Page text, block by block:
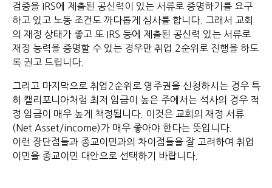
검증을 IRS에 제출된 공신력이 있는 서류로 증명하기를 요구
하고 있고 노동 조건도 까다롭게 심사를 합니다. 그래서 교회
의 재정 상태가 좋고 또 IRS 등에 제출된 공신력 있는 서류로
재정 능력을 증명할 수 있는 경우만 취업 2순위로 진행을 하도
록 권고 드립니다.
그리고 마지막으로 취업2순위로 영주권을 신청하시는 경우 특
히 캘리포니아처럼 최저 임금이 높은 주에서는 석사의 경우 적
정 임금이 매우 높게 책정됩니다. 이것은 교회의 재정 서류
(Net Asset/income)가 매우 좋아야 한다는 뜻입니다.
이런 장단점들과 종교이민과의 차이점들을 잘 고려하여 취업
이민을 종교이민 대안으로 선택하기 바랍니다.